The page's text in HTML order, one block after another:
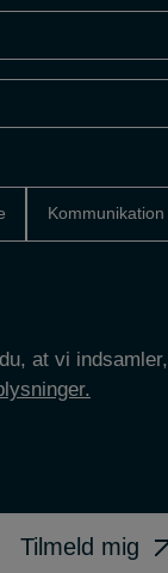
Kommunikation
at vi indsamler,
Tilmeld mig